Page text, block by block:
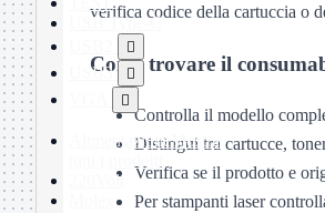
USB Type-C

USB3 

AlimentazioneMostra
220Volt
verifica codice della cartuccia o
Come trovare il
Controlla il modello
Distingui tra cartucce,
Verifica se il prodotto e
Per stampanti laser